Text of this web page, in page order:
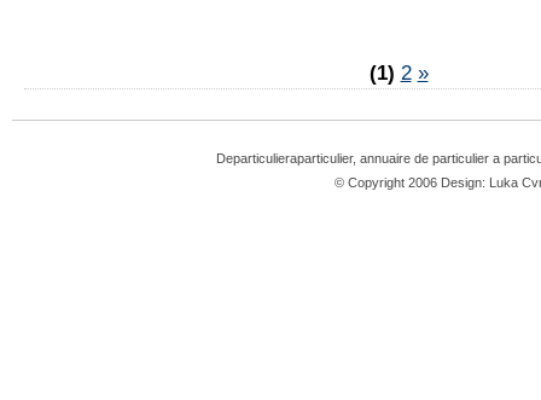
(1) 2 »
Departiculieraparticulier, annuaire de particulier a
© Copyright 2006 Design: Luka